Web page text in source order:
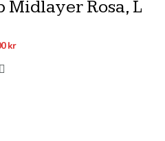
Midlayer Rosa, L
kr